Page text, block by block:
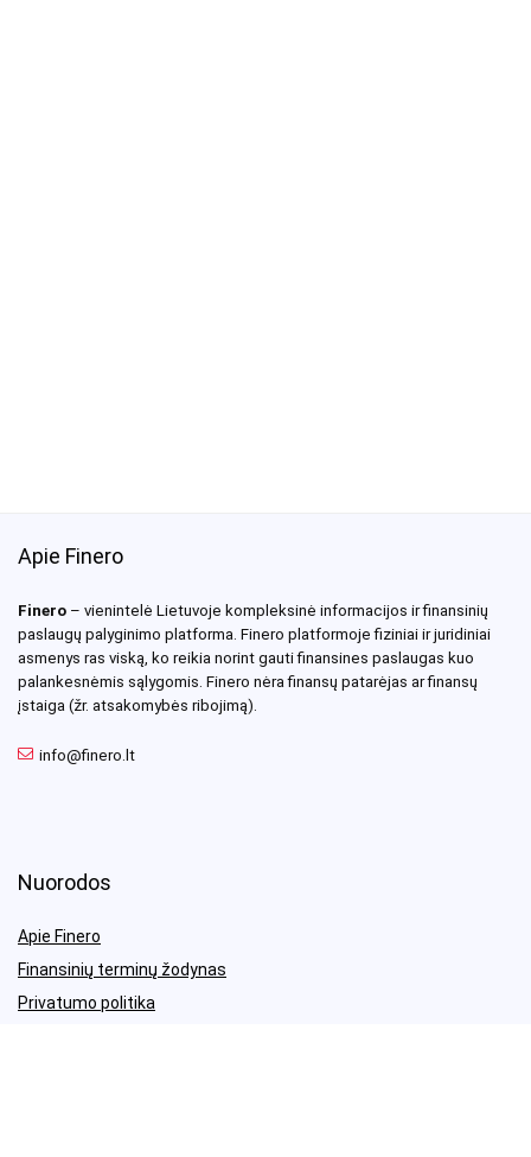
Apie Finero
Finero – vienintelė Lietuvoje kompleksinė informacijos ir finansinių
paslaugų palyginimo platforma. Finero platformoje fiziniai ir juridiniai
asmenys ras viską, ko reikia norint gauti finansines paslaugas kuo
palankesnėmis sąlygomis. Finero nėra finansų patarėjas ar finansų
įstaiga (žr. atsakomybės ribojimą).
info@finero.lt
Nuorodos
Apie Finero
Finansinių terminų žodynas
Privatumo politika